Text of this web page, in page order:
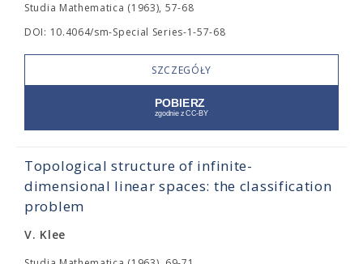
Studia Mathematica (1963), 57-68
DOI: 10.4064/sm-Special Series-1-57-68
SZCZEGÓŁY
Topological structure of infinite-
dimensional linear spaces: the classification
problem
V. Klee